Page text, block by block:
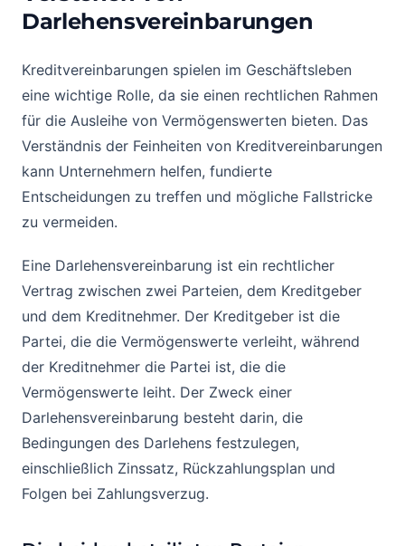
Darlehensvereinbarungen
Kreditvereinbarungen spielen im Geschäftsleben
eine wichtige Rolle, da sie einen rechtlichen Rahmen
für die Ausleihe von Vermögenswerten bieten. Das
Verständnis der Feinheiten von Kreditvereinbarungen
kann Unternehmern helfen, fundierte
Entscheidungen zu treffen und mögliche Fallstricke
zu vermeiden.
Eine Darlehensvereinbarung ist ein rechtlicher
Vertrag zwischen zwei Parteien, dem Kreditgeber
und dem Kreditnehmer. Der Kreditgeber ist die
Partei, die die Vermögenswerte verleiht, während
der Kreditnehmer die Partei ist, die die
Vermögenswerte leiht. Der Zweck einer
Darlehensvereinbarung besteht darin, die
Bedingungen des Darlehens festzulegen,
einschließlich Zinssatz, Rückzahlungsplan und
Folgen bei Zahlungsverzug.